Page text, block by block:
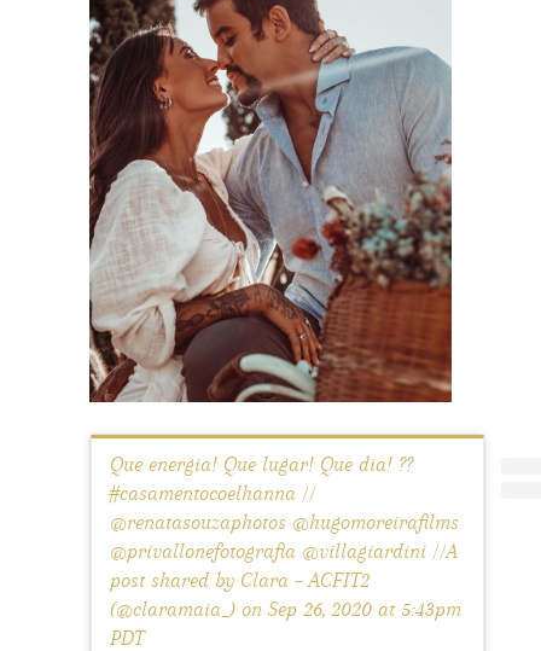
Que energia! Que lugar! Que dia! ??
#casamentocoelhanna //
@renatasouzaphotos @hugomoreirafilms
@privallonefotografia @villagiardini //A
post shared by Clara – ACFIT2
(@claramaia_) on Sep 26, 2020 at 5:43pm
PDT